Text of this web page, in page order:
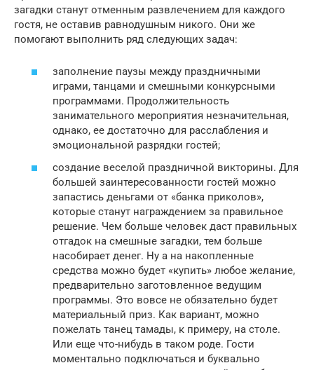
загадки станут отменным развлечением для каждого
гостя, не оставив равнодушным никого. Они же
помогают выполнить ряд следующих задач:
заполнение паузы между праздничными
играми, танцами и смешными конкурсными
программами. Продолжительность
занимательного мероприятия незначительная,
однако, ее достаточно для расслабления и
эмоциональной разрядки гостей;
создание веселой праздничной викторины. Для
большей заинтересованности гостей можно
запастись деньгами от «банка приколов»,
которые станут награждением за правильное
решение. Чем больше человек даст правильных
отгадок на смешные загадки, тем больше
насобирает денег. Ну а на накопленные
средства можно будет «купить» любое желание,
предварительно заготовленное ведущим
программы. Это вовсе не обязательно будет
материальный приз. Как вариант, можно
пожелать танец тамады, к примеру, на столе.
Или еще что-нибудь в таком роде. Гости
моментально подключаться и буквально